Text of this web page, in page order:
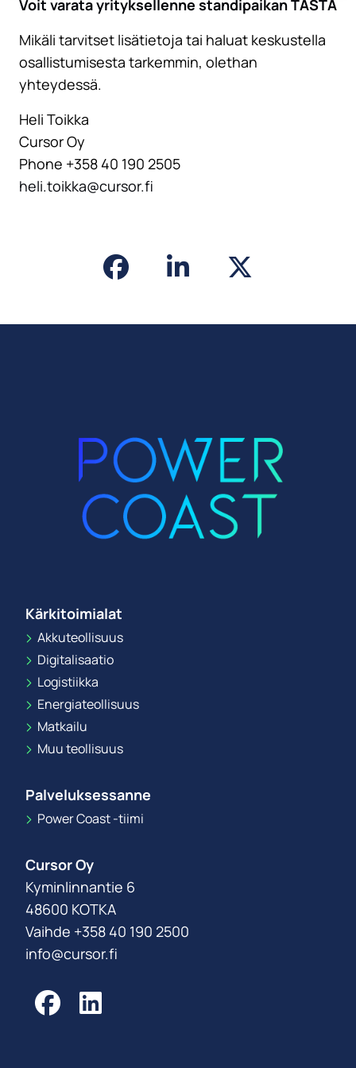
Voit varata yrityksellenne standipaikan TÄSTÄ
Mikäli tarvitset lisätietoja tai haluat keskustella
osallistumisesta tarkemmin, olethan
yhteydessä.
Heli Toikka
Cursor Oy
Phone +358 40 190 2505
heli.toikka@cursor.fi
Kärkitoimialat
Akkuteollisuus
Digitalisaatio
Logistiikka
Energiateollisuus
Matkailu
Muu teollisuus
Palveluksessanne
Power Coast -tiimi
Cursor Oy
Kyminlinnantie 6
48600 KOTKA
Vaihde +358 40 190 2500
info@cursor.fi
Facebook